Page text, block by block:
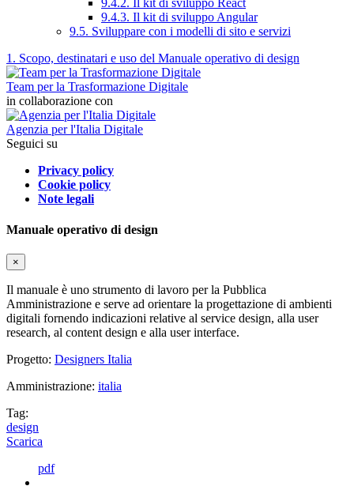
9.4.3. Il kit di sviluppo Angular
9.5. Sviluppare con i modelli di sito e servizi
1. Scopo, destinatari e uso del Manuale operativo di design
Team per la Trasformazione Digitale
in collaborazione con
Agenzia per l'Italia Digitale
Seguici su
Privacy policy
Cookie policy
Note legali
Manuale operativo di design
×
Il manuale è uno strumento di lavoro per la Pubblica
Amministrazione e serve ad orientare la progettazione di ambienti
digitali fornendo indicazioni relative al service design, alla user
research, al content design e alla user interface.
Progetto: Designers Italia
Amministrazione: italia
Tag:
design
Scarica
pdf